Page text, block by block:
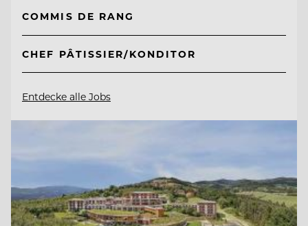
COMMIS DE RANG
CHEF PÂTISSIER/KONDITOR
Entdecke alle Jobs